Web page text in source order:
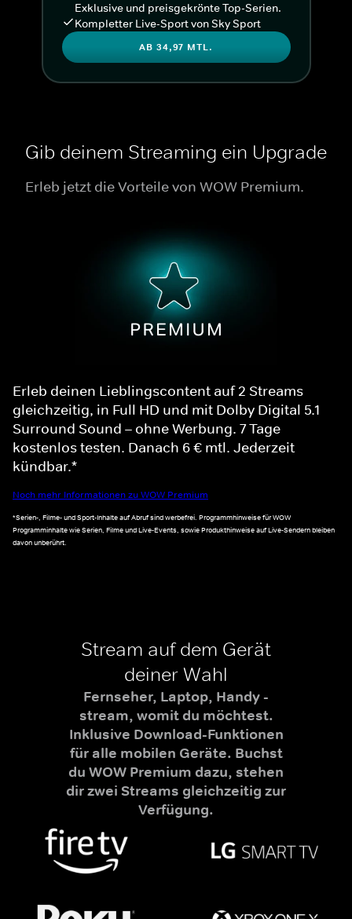
Exklusive und preisgekrönte Top-Serien.
Kompletter Live-Sport von Sky Sport
AB 34,97 MTL.
Gib deinem Streaming ein Upgrade
Erleb jetzt die Vorteile von WOW Premium.
Erleb deinen Lieblingscontent auf 2 Streams
gleichzeitig, in Full HD und mit Dolby Digital 5.1
Surround Sound – ohne Werbung. 7 Tage
kostenlos testen. Danach 6 € mtl. Jederzeit
kündbar.*
Noch mehr Informationen zu WOW Premium
*Serien-, Filme- und Sport-Inhalte auf Abruf sind werbefrei. Programmhinweise für WOW
Programminhalte wie Serien, Filme und Live-Events, sowie Produkthinweise auf Live-Sendern bleiben
davon unberührt.
Stream auf dem Gerät
deiner Wahl
Fernseher, Laptop, Handy -
stream, womit du möchtest.
Inklusive Download-Funktionen
für alle mobilen Geräte. Buchst
du WOW Premium dazu, stehen
dir zwei Streams gleichzeitig zur
Verfügung.